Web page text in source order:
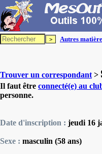
Autres
Trouver un correspondant >
Il faut être connecté(e) au
personne.
Date d'inscription : jeudi 16
Sexe : masculin (58 ans)